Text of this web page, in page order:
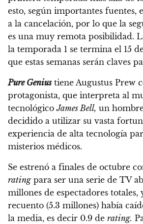
esto, según importantes fuentes,
a la cancelación, por lo que la
es una muy remota posibilidad.
la temporada 1 se termina el 15
que estas semanas serán claves
Pure Geniustiene Augustus Prew
protagonista, que interpreta al
tecnológicoJames Bell, un
decidido a utilizar su vasta
experiencia de alta tecnología
misterios médicos.
Se estrenó a finales de octubre
ratingpara ser una serie de TV
millones de espectadores
recuento (5.3 millones) había
la media, es decir 0.9 de rating.